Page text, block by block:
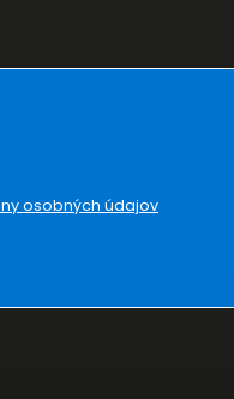
osobných údajov